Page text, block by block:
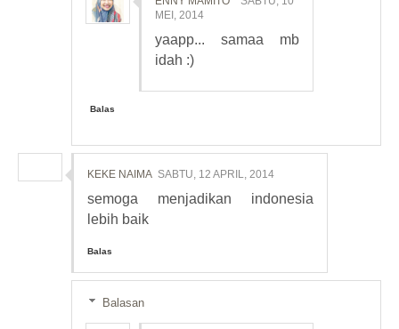
MEI, 2014
yaapp... samaa mb
idah :)
Balas
KEKE NAIMA SABTU, 12 APRIL, 2014
semoga menjadikan indonesia
lebih baik
Balas
Balasan